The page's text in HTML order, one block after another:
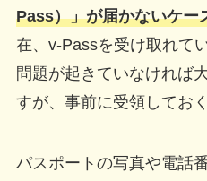
Pass）」が届かないケー
在、v-Passを受け取れて
問題が起きていなければ
すが、事前に受領してお
パスポートの写真や電話